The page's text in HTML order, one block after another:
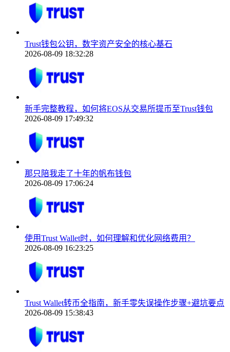
Trust钱包公钥，数字资产安全的核心基石
2026-08-09 18:32:28
新手完整教程，如何将EOS从交易所提币至Trust钱包
2026-08-09 17:49:32
那只陪我走了十年的帆布钱包
2026-08-09 17:06:24
使用Trust Wallet时，如何理解和优化网络费用？
2026-08-09 16:23:25
Trust Wallet转币全指南，新手零失误操作步骤+避坑要点
2026-08-09 15:38:43